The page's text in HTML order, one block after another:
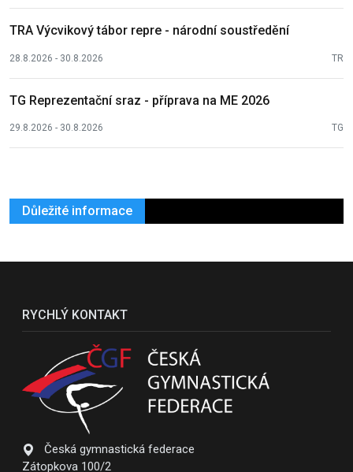
TRA Výcvikový tábor repre - národní soustředění
28.8.2026 - 30.8.2026 TR
TG Reprezentační sraz - příprava na ME 2026
29.8.2026 - 30.8.2026 TG
Důležité informace
RYCHLÝ KONTAKT
Česká gymnastická federace
Zátopkova 100/2